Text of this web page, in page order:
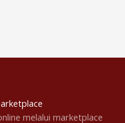
melalui marketplace